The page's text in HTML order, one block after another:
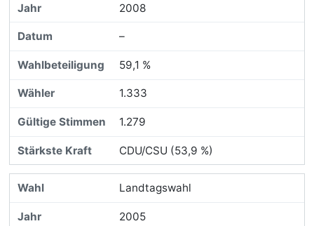
2008
–
59,1 %
1.333
1.279
CDU/CSU (53,9 %)
Landtagswahl
2005